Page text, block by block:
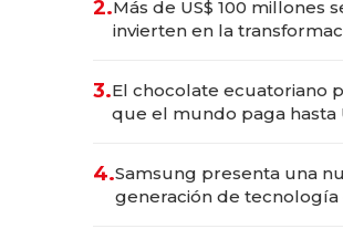
2.Más de US$ 100 millones
invierten en la
3.El chocolate ecuatoriano
que el mundo paga hasta
4.Samsung presenta una
generación de tecnología